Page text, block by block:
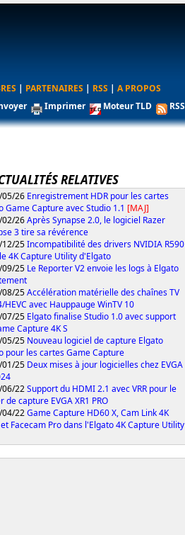
| PARTENAIRES | RSS | A PROPOS
Imprimer Moteur TLD RSS
RELATIVES
05/26 Enregistrement HDR pour les cartes
Game Capture avec Studio 1.1 [MAJ]
02/26Après Synapse 2.0, le logiciel Razer
3 tire sa révérence
12/25Incompatibilité des drivers NVIDIA R590
4K Capture Utility d'Elgato
09/25 Le Reporter V2 envoie les logs à Elgato
08/25Accélération matérielle des chaînes TV
HEVC avec Hauppauge WinTV 10
07/25 Elgato finalise Studio 1.0 avec support
Capture 4K S
05/25 Nouveau logiciel de capture Elgato
pour les cartes Game Capture
01/25 Deux mises à jour logicielles chez EVGA
06/22Support du HDMI 2.1 avec VRR pour le
de capture EVGA XR1 PRO
04/22Game Capture HD60 X, Cam Link 4K
Facecam Pro dans l'Elgato 4K Capture Utility